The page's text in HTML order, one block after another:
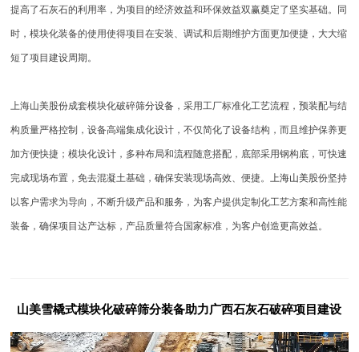
提高了石灰石的利用率，为项目的经济效益和环保效益双赢奠定了坚实基础。同
时，模块化装备的使用使得项目在安装、调试和后期维护方面更加便捷，大大缩
短了项目建设周期。
上海山美股份成套模块化破碎筛分设备 ，采用工厂标准化工艺流程，预装配与结
构质量严格控制，设备高端集成化设计，不仅简化了设备结构，而且维护保养更
加方便快捷；模块化设计，多种布局和流程随意搭配，底部采用钢构底，可快速
完成现场布置，免去混凝土基础，确保安装现场高效、便捷。上海山美股份坚持
以客户需求为导向，不断升级产品和服务，为客户提供定制化工艺方案和高性能
装备，确保项目达产达标，产品质量符合国家标准，为客户创造更高效益。
山美雪橇式模块化破碎筛分装备助力广西石灰石破碎项目建设